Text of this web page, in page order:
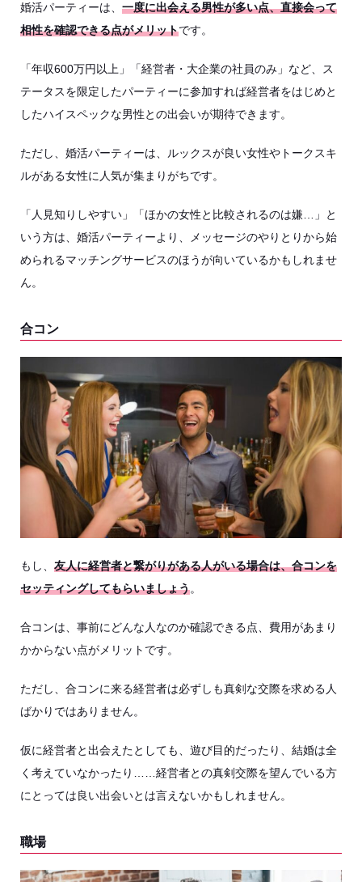
婚活パーティーは、 一度に出会える男性が多い点、直接会って
相性を確認できる点がメリットです。
「年収600万円以上」「経営者・大企業の社員のみ」など、ス
テータスを限定したパーティーに参加すれば経営者をはじめと
したハイスペックな男性との出会いが期待できます。
ただし、婚活パーティーは、ルックスが良い女性やトークスキ
ルがある女性に人気が集まりがちです。
「人見知りしやすい」「ほかの女性と比較されるのは嫌…」と
いう方は、婚活パーティーより、メッセージのやりとりから始
められるマッチングサービスのほうが向いているかもしれませ
ん。
合コン
もし、 友人に経営者と繋がりがある人がいる場合は、合コンを
セッティングしてもらいましょう。
合コンは、事前にどんな人なのか確認できる点、費用があまり
かからない点がメリットです。
ただし、合コンに来る経営者は必ずしも真剣な交際を求める人
ばかりではありません。
仮に経営者と出会えたとしても、遊び目的だったり、結婚は全
く考えていなかったり……経営者との真剣交際を望んでいる方
にとっては良い出会いとは言えないかもしれません。
職場